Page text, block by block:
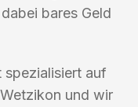
bares Geld
spezialisiert auf
und wir